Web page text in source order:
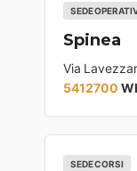
SEDE
Spinea
Via
5412700
SEDE CORSI